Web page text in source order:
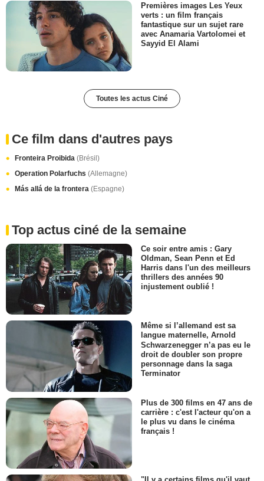
Premières images Les Yeux
verts : un film français
fantastique sur un sujet rare
avec Anamaria Vartolomei et
Sayyid El Alami
Toutes les actus Ciné
Ce film dans d'autres pays
Fronteira Proibida (Brésil)
Operation Polarfuchs (Allemagne)
Más allá de la frontera (Espagne)
Top actus ciné de la semaine
Ce soir entre amis : Gary
Oldman, Sean Penn et Ed
Harris dans l'un des meilleurs
thrillers des années 90
injustement oublié !
Même si l’allemand est sa
langue maternelle, Arnold
Schwarzenegger n’a pas eu le
droit de doubler son propre
personnage dans la saga
Terminator
Plus de 300 films en 47 ans de
carrière : c'est l'acteur qu'on a
le plus vu dans le cinéma
français !